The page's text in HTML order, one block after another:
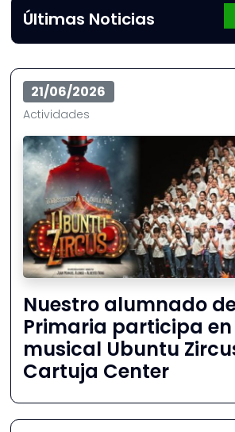
Últimas Noticias
21/06/2026
Actividades
Nuestro alumnado
Primaria participa en
musical Ubuntu
Cartuja Center